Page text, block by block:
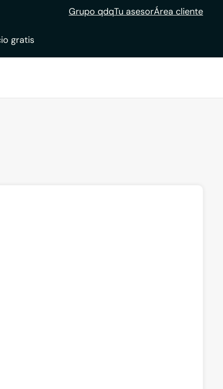
Grupo qdqTu asesorÁrea cliente
gratis